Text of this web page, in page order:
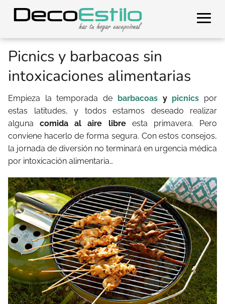
Picnics y barbacoas sin
intoxicaciones alimentarias
Empieza la temporada de barbacoasy picnics por
estas latitudes, y todos estamos deseado realizar
algunacomida al aire libreesta primavera. Pero
conviene hacerlo de forma segura. Con estos consejos,
la jornada de diversión no terminará en urgencia médica
por intoxicación alimentaria…